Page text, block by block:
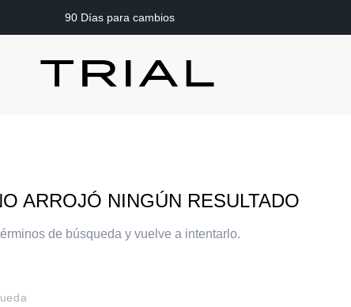
90 Días para cambios
ARROJÓ NINGÚN RESULTADO
de búsqueda y vuelve a intentarlo.